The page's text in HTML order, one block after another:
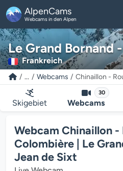
AlpenCams
Webcams in den Alpen
Le Grand Bornand
Frankreich
... Webcams Chinaillon -
Skigebiet
30
Webcams
Webcam Chinaillon -
Colombière | Le
Jean de Sixt